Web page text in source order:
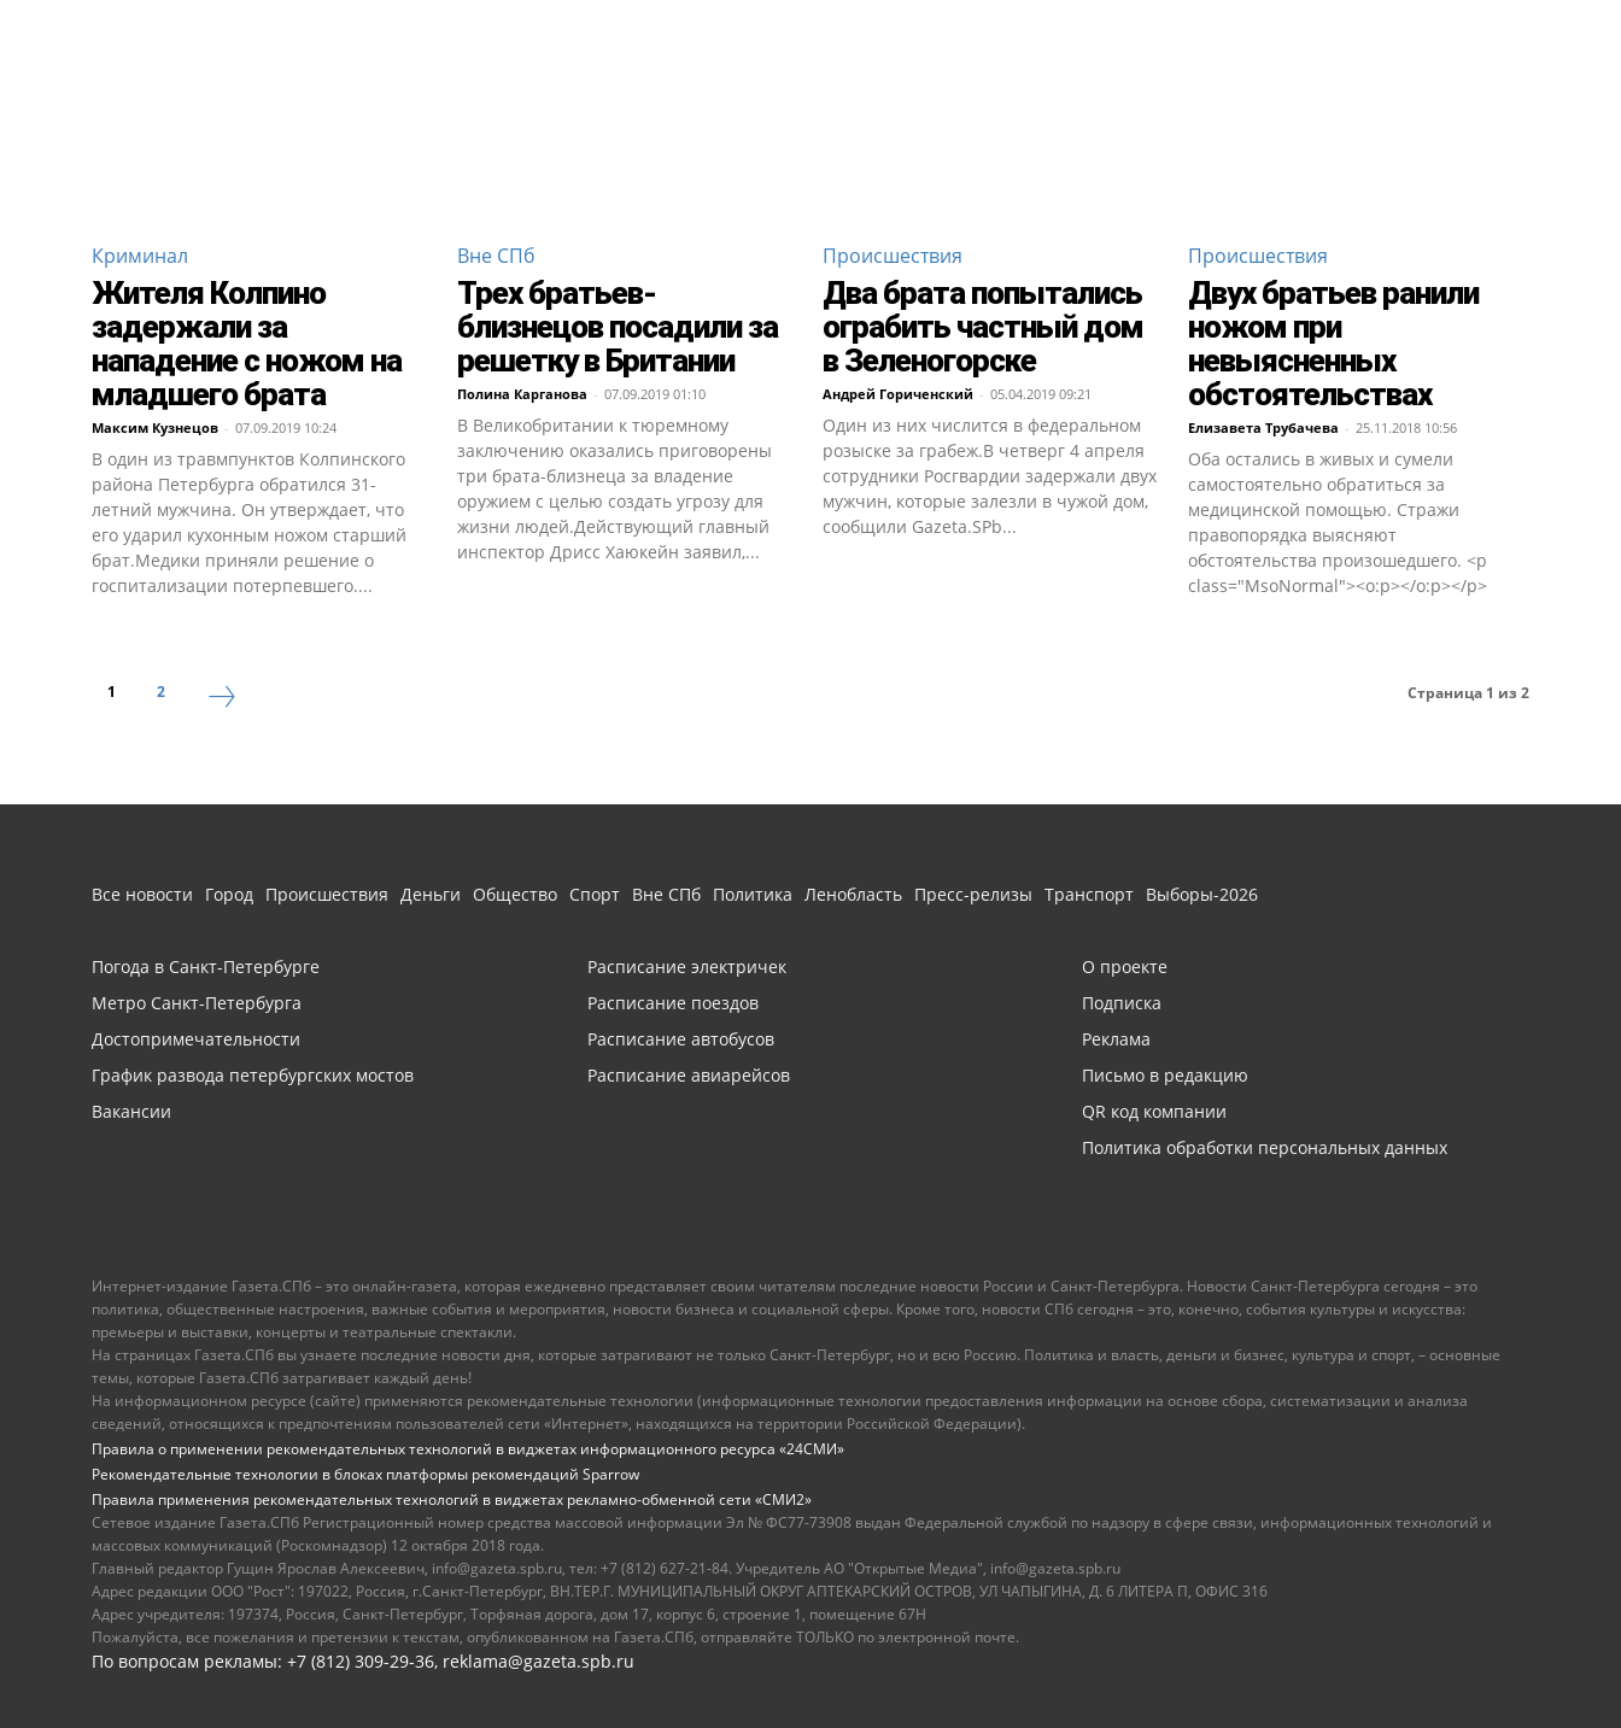
Криминал
Жителя Колпино
задержали за
нападение с ножом на
младшего брата
Максим Кузнецов - 07.09.2019 10:24
В один из травмпунктов Колпинского
района Петербурга обратился 31-
летний мужчина. Он утверждает, что
его ударил кухонным ножом старший
брат.Медики приняли решение о
госпитализации потерпевшего....
Вне СПб
Трех братьев-
близнецов посадили за
решетку в Британии
Полина Карганова - 07.09.2019 01:10
В Великобритании к тюремному
заключению оказались приговорены
три брата-близнеца за владение
оружием с целью создать угрозу для
жизни людей.Действующий главный
инспектор Дрисс Хаюкейн заявил,...
Происшествия
Два брата попытались
ограбить частный дом
в Зеленогорске
Андрей Гориченcкий - 05.04.2019 09:21
Один из них числится в федеральном
розыске за грабеж.В четверг 4 апреля
сотрудники Росгвардии задержали двух
мужчин, которые залезли в чужой дом,
сообщили Gazeta.SPb...
Происшествия
Двух братьев ранили
ножом при
невыясненных
обстоятельствах
Елизавета Трубачева - 25.11.2018 10:56
Оба остались в живых и сумели
самостоятельно обратиться за
медицинской помощью. Стражи
правопорядка выясняют
обстоятельства произошедшего. <p
class="MsoNormal"><o:p></o:p></p>
1 2 Страница 1 из 2
Все новости Город Происшествия Деньги Общество Спорт Вне СПб Политика Ленобласть Пресс-релизы Транспорт Выборы-2026
Погода в Санкт-Петербурге
Метро Санкт-Петербурга
Достопримечательности
График развода петербургских мостов
Вакансии
Расписание электричек
Расписание поездов
Расписание автобусов
Расписание авиарейсов
О проекте
Подписка
Реклама
Письмо в редакцию
QR код компании
Политика обработки персональных данных
Интернет-издание Газета.СПб – это онлайн-газета, которая ежедневно представляет своим читателям последние новости России и Санкт-Петербурга. Новости Санкт-Петербурга сегодня – это
политика, общественные настроения, важные события и мероприятия, новости бизнеса и социальной сферы. Кроме того, новости СПб сегодня – это, конечно, события культуры и искусства:
премьеры и выставки, концерты и театральные спектакли.
На страницах Газета.СПб вы узнаете последние новости дня, которые затрагивают не только Санкт-Петербург, но и всю Россию. Политика и власть, деньги и бизнес, культура и спорт, – основные
темы, которые Газета.СПб затрагивает каждый день!
На информационном ресурсе (сайте) применяются рекомендательные технологии (информационные технологии предоставления информации на основе сбора, систематизации и анализа
сведений, относящихся к предпочтениям пользователей сети «Интернет», находящихся на территории Российской Федерации).
Правила о применении рекомендательных технологий в виджетах информационного ресурса «24СМИ»
Рекомендательные технологии в блоках платформы рекомендаций Sparrow
Правила применения рекомендательных технологий в виджетах рекламно-обменной сети «СМИ2»
Сетевое издание Газета.СПб Регистрационный номер средства массовой информации Эл № ФС77-73908 выдан Федеральной службой по надзору в сфере связи, информационных технологий и
массовых коммуникаций (Роскомнадзор) 12 октября 2018 года.
Главный редактор Гущин Ярослав Алексеевич, info@gazeta.spb.ru, тел: +7 (812) 627-21-84. Учредитель АО "Открытые Медиа", info@gazeta.spb.ru
Адрес редакции ООО "Рост": 197022, Россия, г.Санкт-Петербург, ВН.ТЕР.Г. МУНИЦИПАЛЬНЫЙ ОКРУГ АПТЕКАРСКИЙ ОСТРОВ, УЛ ЧАПЫГИНА, Д. 6 ЛИТЕРА П, ОФИС 316
Адрес учредителя: 197374, Россия, Санкт-Петербург, Торфяная дорога, дом 17, корпус 6, строение 1, помещение 67Н
Пожалуйста, все пожелания и претензии к текстам, опубликованном на Газета.СПб, отправляйте ТОЛЬКО по электронной почте.
По вопросам рекламы: +7 (812) 309-29-36, reklama@gazeta.spb.ru